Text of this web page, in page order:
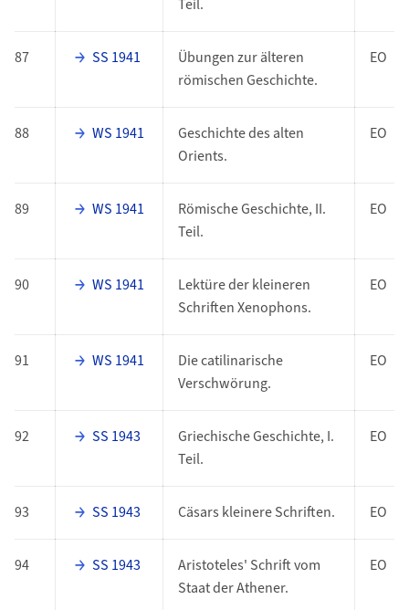
Teil.
87 SS 1941
Übungen zur älteren
römischen Geschichte.
EO
88 WS 1941
Geschichte des alten
Orients.
EO
89 WS 1941
Römische Geschichte, II.
Teil.
EO
90 WS 1941
Lektüre der kleineren
Schriften Xenophons.
EO
91 WS 1941
Die catilinarische
Verschwörung.
EO
92 SS 1943
Griechische Geschichte, I.
Teil.
EO
93 SS 1943 Cäsars kleinere Schriften. EO
94 SS 1943
Aristoteles' Schrift vom
Staat der Athener.
EO